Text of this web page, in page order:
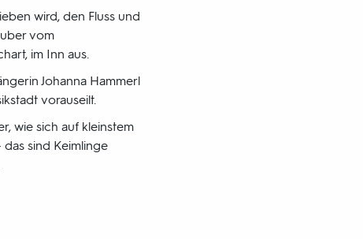
wird, den Fluss und
vom
im Inn aus.
Johanna Hammerl
vorauseilt.
wie sich auf kleinstem
sind Keimlinge